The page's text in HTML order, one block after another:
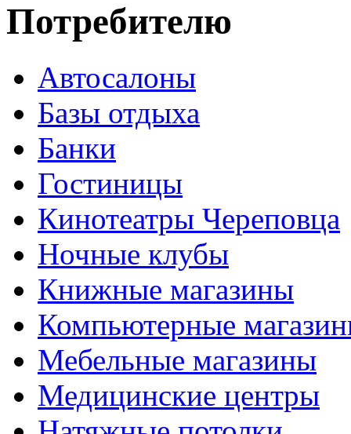
Потребителю
Автосалоны
Базы отдыха
Банки
Гостиницы
Кинотеатры Череповца
Ночные клубы
Книжные магазины
Компьютерные
Мебельные магазины
Медицинские центры